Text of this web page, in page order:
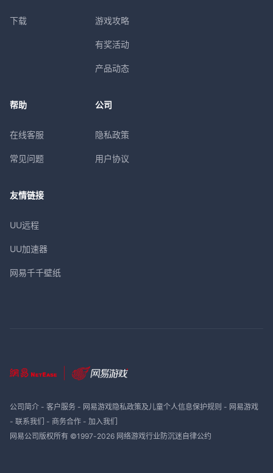
下载 游戏攻略
有奖活动
产品动态
帮助
在线客服
常见问题
公司
隐私政策
用户协议
友情链接
UU远程
UU加速器
网易千千壁纸
公司简介- 客户服务- 网易游戏隐私政策及儿童个人信息保护规则 - 网易游戏
- 联系我们 - 商务合作- 加入我们
网易公司版权所有 ©1997-2026 网络游戏行业防沉迷自律公约